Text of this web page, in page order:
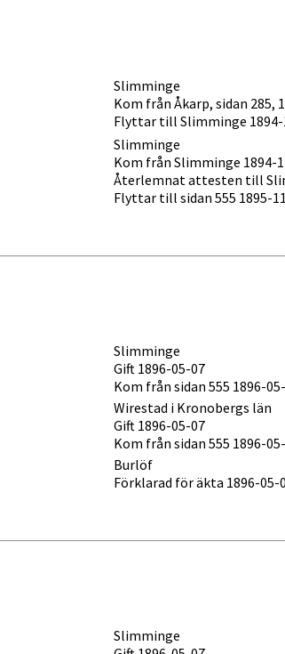
Slimminge
Kom från Åkarp, sidan 285,
Flyttar till Slimminge
Slimminge
Kom från Slimminge
Återlemnat attesten till
Flyttar till sidan 555 1895-
Slimminge
Gift 1896-05-07
Kom från sidan 555 1896-
Wirestad i Kronobergs län
Gift 1896-05-07
Kom från sidan 555 1896-
Burlöf
Förklarad för äkta 1896-05-
Slimminge